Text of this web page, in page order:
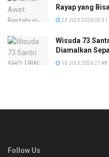
Rayap yang
23 JULY 2026 05:31
Wisuda 73
Diamalkan
16 JULY 2026 21:48
Follow Us